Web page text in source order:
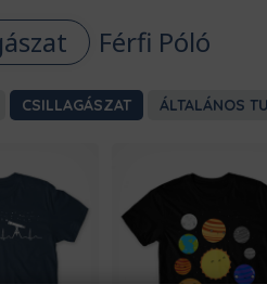
Férfi Póló
CSILLAGÁSZAT ÁLTALÁNOS